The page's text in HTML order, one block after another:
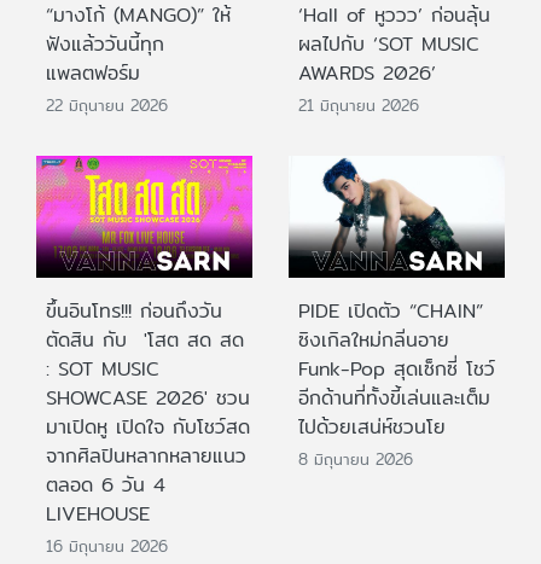
“มางโก้ (MANGO)” ให้
ฟังแล้ววันนี้ทุก
แพลตฟอร์ม
22 มิถุนายน 2026
‘Hall of หูววว’ ก่อนลุ้น
ผลไปกับ ‘SOT MUSIC
AWARDS 2026’
21 มิถุนายน 2026
ขึ้นอินโทร!!! ก่อนถึงวัน
ตัดสิน กับ 'โสต สด สด
: SOT MUSIC
SHOWCASE 2026' ชวน
มาเปิดหู เปิดใจ กับโชว์สด
จากศิลปินหลากหลายแนว
ตลอด 6 วัน 4
LIVEHOUSE
16 มิถุนายน 2026
PIDE เปิดตัว “CHAIN”
ซิงเกิลใหม่กลิ่นอาย
Funk-Pop สุดเซ็กซี่ โชว์
อีกด้านที่ทั้งขี้เล่นและเต็ม
ไปด้วยเสน่ห์ชวนโย
8 มิถุนายน 2026